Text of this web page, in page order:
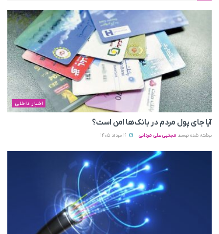
اخبار داخلی
آیا جای پول مردم در بانک‌ها امن است؟
نوشته شده توسط مجتبی علی مردانی